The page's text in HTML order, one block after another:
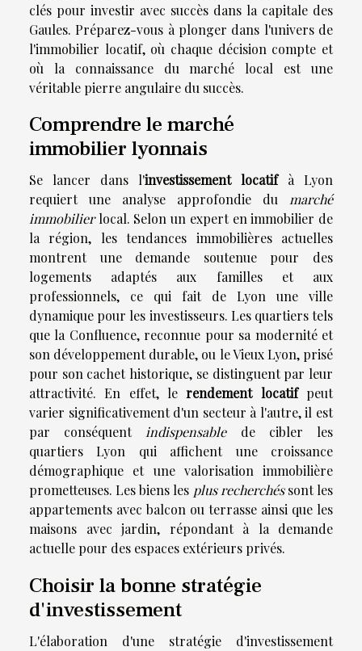
clés pour investir avec succès dans la capitale des
Gaules. Préparez-vous à plonger dans l'univers de
l'immobilier locatif, où chaque décision compte et
où la connaissance du marché local est une
véritable pierre angulaire du succès.
Comprendre le marché
immobilier lyonnais
Se lancer dans l'investissement locatifà Lyon
requiert une analyse approfondie du marché
immobilierlocal. Selon un expert en immobilier de
la région, les tendances immobilières actuelles
montrent une demande soutenue pour des
logements adaptés aux familles et aux
professionnels, ce qui fait de Lyon une ville
dynamique pour les investisseurs. Les quartiers tels
que la Confluence, reconnue pour sa modernité et
son développement durable, ou le Vieux Lyon, prisé
pour son cachet historique, se distinguent par leur
attractivité. En effet, lerendement locatifpeut
varier significativement d'un secteur à l'autre, il est
par conséquentindispensablede cibler les
quartiers Lyon qui affichent une croissance
démographique et une valorisation immobilière
prometteuses. Les biens les plus recherchéssont les
appartements avec balcon ou terrasse ainsi que les
maisons avec jardin, répondant à la demande
actuelle pour des espaces extérieurs privés.
Choisir la bonne stratégie
d'investissement
L'élaboration d'une stratégie d'investissement